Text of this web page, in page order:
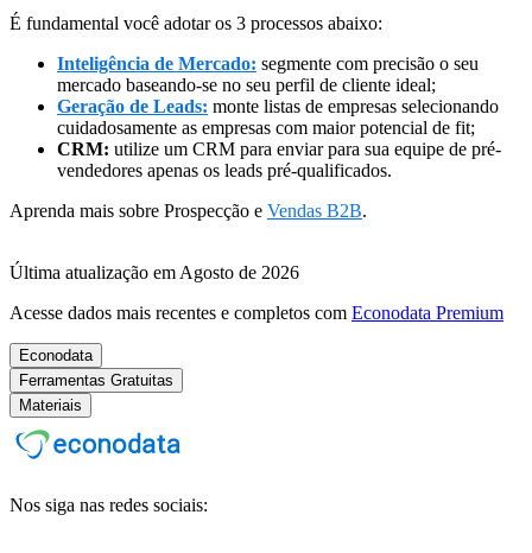
É fundamental você adotar os 3 processos abaixo:
Inteligência de Mercado: segmente com precisão o seu
mercado baseando-se no seu perfil de cliente ideal;
Geração de Leads: monte listas de empresas selecionando
cuidadosamente as empresas com maior potencial de fit;
CRM: utilize um CRM para enviar para sua equipe de pré-
vendedores apenas os leads pré-qualificados.
Aprenda mais sobre Prospecção e Vendas B2B.
Última atualização em Agosto de 2026
Acesse dados mais recentes e completos com Econodata Premium
Econodata
Ferramentas Gratuitas
Materiais
Nos siga nas redes sociais: